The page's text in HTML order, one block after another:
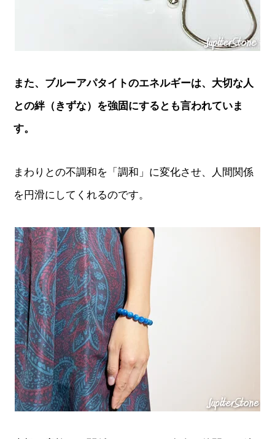
また、ブルーアパタイトのエネルギーは、大切な人
との絆（きずな）を強固にするとも言われていま
す。
まわりとの不調和を「調和」に変化させ、人間関係
を円滑にしてくれるのです。